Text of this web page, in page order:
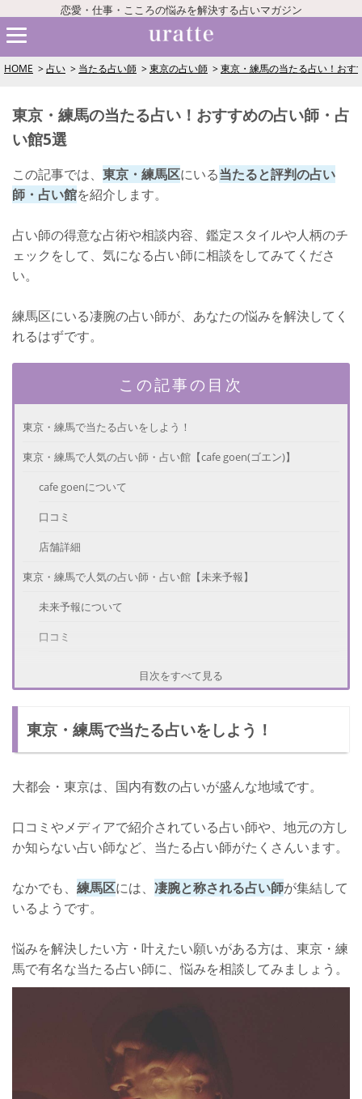
恋愛・仕事・こころの悩みを解決する占いマガジン
HOME 占い 当たる占い師 東京の占い師 東京・練馬の当たる占い！おす
東京・練馬の当たる占い！おすすめの占い師・占
い館5選
この記事では、 東京・練馬区にいる当たると評判の占い
師・占い館を紹介します。
占い師の得意な占術や相談内容、鑑定スタイルや人柄のチ
ェックをして、気になる占い師に相談をしてみてくださ
い。
練馬区にいる凄腕の占い師が、あなたの悩みを解決してく
れるはずです。
この記事の目次
東京・練馬で当たる占いをしよう！
東京・練馬で人気の占い師・占い館【cafe goen(ゴエン)】
cafe goenについて
口コミ
店舗詳細
東京・練馬で人気の占い師・占い館【未来予報】
未来予報について
口コミ
中里有希先生について
東京・練馬で人気の占い師・占い館【木下多恵子(大泉の母)先生】
口コミ
東京・練馬で人気の占い師・占い館【魔女☆Maison LIVIN光が丘
店】
東京・練馬には人気の占い師がたくさんいる！
目次をすべて見る
東京・練馬で当たる占いをしよう！
大都会・東京は、国内有数の占いが盛んな地域です。
口コミやメディアで紹介されている占い師や、地元の方し
か知らない占い師など、当たる占い師がたくさんいます。
なかでも、 練馬区には、 凄腕と称される占い師が集結して
いるようです。
悩みを解決したい方・叶えたい願いがある方は、東京・練
馬で有名な当たる占い師に、悩みを相談してみましょう。